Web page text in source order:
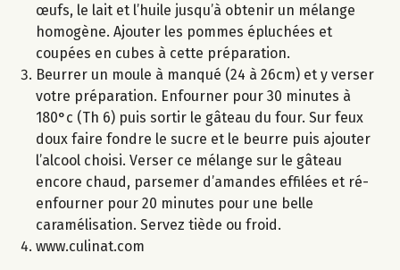
œufs, le lait et l’huile jusqu’à obtenir un mélange
homogène. Ajouter les pommes épluchées et
coupées en cubes à cette préparation.
Beurrer un moule à manqué (24 à 26cm) et y verser
votre préparation. Enfourner pour 30 minutes à
180°c (Th 6) puis sortir le gâteau du four. Sur feux
doux faire fondre le sucre et le beurre puis ajouter
l’alcool choisi. Verser ce mélange sur le gâteau
encore chaud, parsemer d’amandes effilées et ré-
enfourner pour 20 minutes pour une belle
caramélisation. Servez tiède ou froid.
www.culinat.com